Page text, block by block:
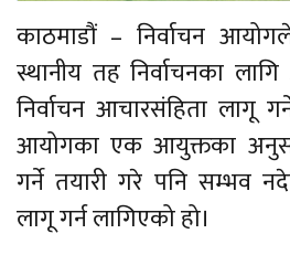
काठमाडौं – निर्वाचन
स्थानीय तह निर्वाचनका
निर्वाचन आचारसंहिता लागू
आयोगका एक आयुक्तका
गर्ने तयारी गरे पनि सम्भव
लागू गर्न लागिएको हो।